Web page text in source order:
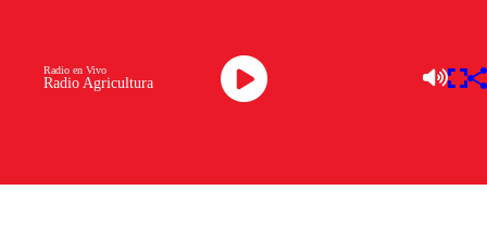
Radio Agricultura
Radio en Vivo
Descarga la APP